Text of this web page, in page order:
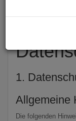
1.
Allgemeine
Die folgenden